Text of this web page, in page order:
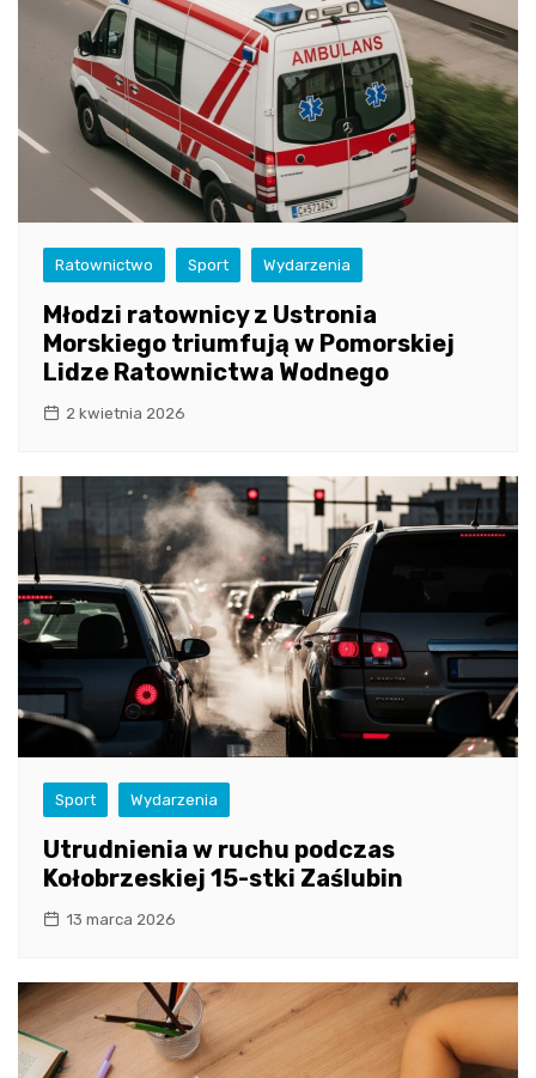
Ratownictwo Sport Wydarzenia
Młodzi ratownicy z Ustronia
Morskiego triumfują w Pomorskiej
Lidze Ratownictwa Wodnego
2 kwietnia 2026
Sport Wydarzenia
Utrudnienia w ruchu podczas
Kołobrzeskiej 15-stki Zaślubin
13 marca 2026